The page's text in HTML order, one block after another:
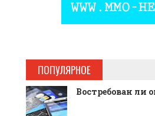
ПОПУЛЯРНОЕ
Востребован ли